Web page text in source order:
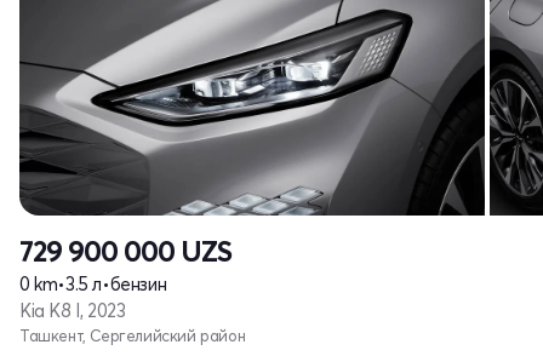
729 900 000 UZS
0 km•3.5 л•бензин
Kia K8 I, 2023
Ташкент, Сергелийский район